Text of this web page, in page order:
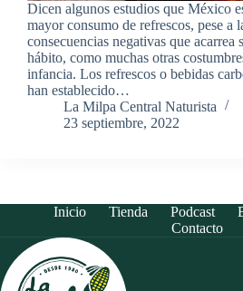
Dicen algunos estudios que México
mayor consumo de refrescos, pese a
consecuencias negativas que acarrea
hábito, como muchas otras
infancia. Los refrescos o bebidas
han establecido…
La Milpa Central Naturista
23 septiembre, 2022
Inicio Tienda Podcast
Contacto